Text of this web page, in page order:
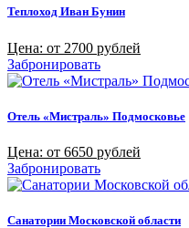
Теплоход Иван Бунин
Цена: от 2700 рублей
Забронировать
Отель «Мистраль» Подмосковье
Цена: от 6650 рублей
Забронировать
Санатории Московской области